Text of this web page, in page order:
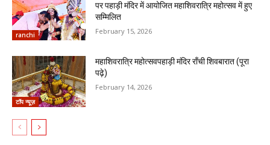
ranchi
पर पहाड़ी मंदिर में आयोजित महाशिवरात्रि महोत्सव में हुए
सम्मिलित
February 15, 2026
टॉप न्यूज़
महाशिवरात्रि महोत्सवपहाड़ी मंदिर राँची शिवबारात (पूरा
पढ़े)
February 14, 2026